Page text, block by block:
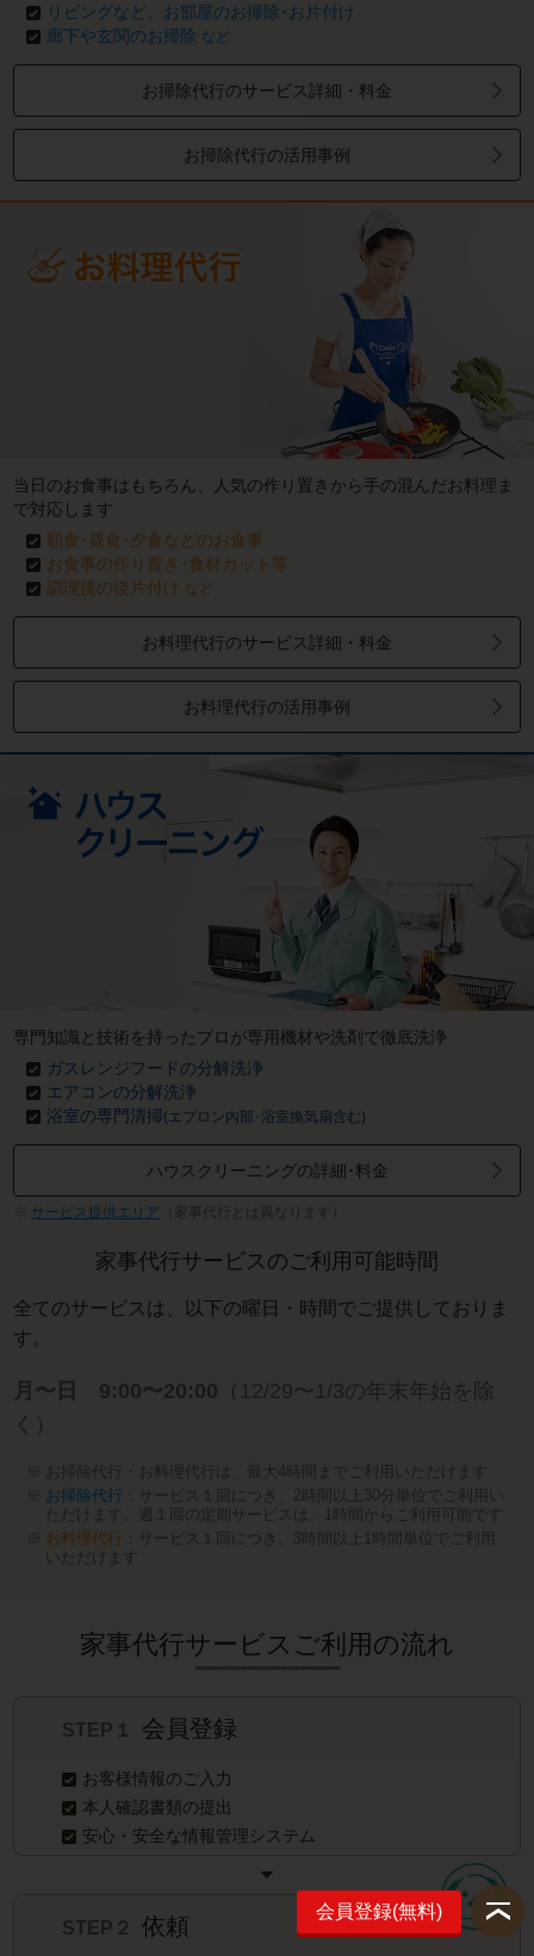
リビングなど、お部屋のお掃除･お片付け
廊下や玄関のお掃除 など
お掃除代行のサービス詳細・料金
お掃除代行の活用事例
当日のお食事はもちろん、人気の作り置きから手の混んだお料理ま
で対応します
朝食･昼食･夕食などのお食事
お食事の作り置き･食材カット等
調理後の後片付け など
お料理代行のサービス詳細・料金
お料理代行の活用事例
専門知識と技術を持ったプロが専用機材や洗剤で徹底洗浄
ガスレンジフードの分解洗浄
エアコンの分解洗浄
浴室の専門清掃(エプロン内部･浴室換気扇含む)
ハウスクリーニングの詳細･料金
サービス提供エリア （家事代行とは異なります）
家事代行サービスのご利用可能時間
全てのサービスは、以下の曜日・時間でご提供しておりま
す。
月〜日 9:00〜20:00 （12/29〜1/3の年末年始を除
く）
お掃除代行・お料理代行は、最大4時間までご利用いただけます
お掃除代行 ：サービス１回につき、2時間以上30分単位でご利用い
ただけます。週１回の定期サービスは、1時間からご利用可能です
お料理代行 ：サービス１回につき、3時間以上1時間単位でご利用
いただけます
家事代行サービスご利用の流れ
STEP１ 会員登録
お客様情報のご入力
本人確認書類の提出
安心・安全な情報管理システム
STEP２依頼
会員登録(無料)